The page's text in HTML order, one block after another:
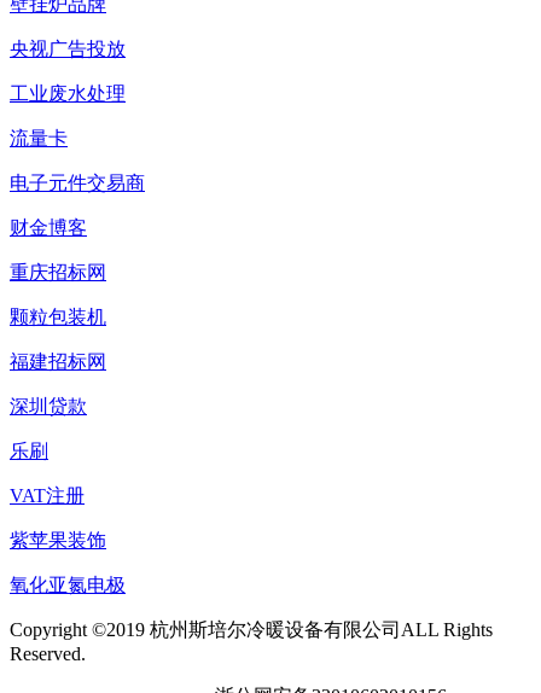
壁挂炉品牌
央视广告投放
工业废水处理
流量卡
电子元件交易商
财金博客
重庆招标网
颗粒包装机
福建招标网
深圳贷款
乐刷
VAT注册
紫苹果装饰
氧化亚氮电极
Copyright ©2019 杭州斯培尔冷暖设备有限公司ALL Rights
Reserved.